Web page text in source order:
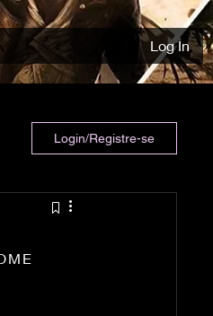
Log In
Login/Registre-se